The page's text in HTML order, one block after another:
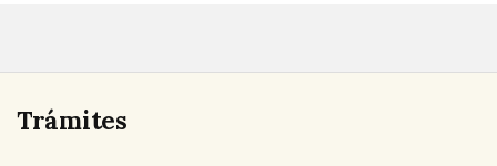
Trámites